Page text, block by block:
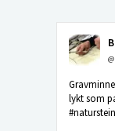
lykt som